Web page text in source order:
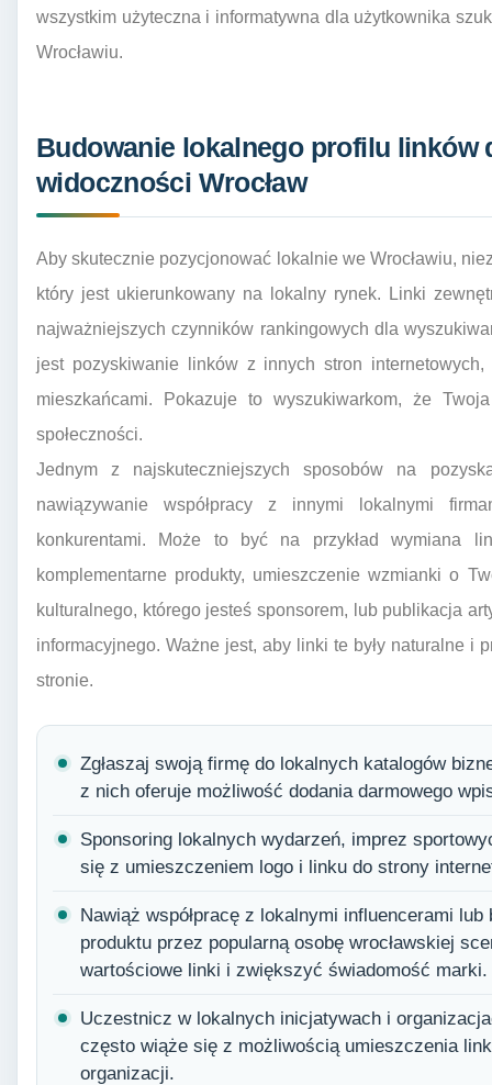
wszystkim użyteczna i informatywna dla użytkownika
Wrocławiu.
Budowanie lokalnego profilu linków
widoczności Wrocław
Aby skutecznie pozycjonować lokalnie we Wrocławiu,
który jest ukierunkowany na lokalny rynek. Linki
najważniejszych czynników rankingowych dla
jest pozyskiwanie linków z innych stron
mieszkańcami. Pokazuje to wyszukiwarkom, że
społeczności.
Jednym z najskuteczniejszych sposobów na
nawiązywanie współpracy z innymi lokalnymi
konkurentami. Może to być na przykład wymiana
komplementarne produkty, umieszczenie wzmianki o
kulturalnego, którego jesteś sponsorem, lub publikacja
informacyjnego. Ważne jest, aby linki te były naturalne i
stronie.
Zgłaszaj swoją firmę do lokalnych katalogów
z nich oferuje możliwość dodania darmowego
Sponsoring lokalnych wydarzeń, imprez
się z umieszczeniem logo i linku do strony
Nawiąż współpracę z lokalnymi influencerami
produktu przez popularną osobę wrocławskiej
wartościowe linki i zwiększyć świadomość marki.
Uczestnicz w lokalnych inicjatywach i
często wiąże się z możliwością umieszczenia
organizacji.